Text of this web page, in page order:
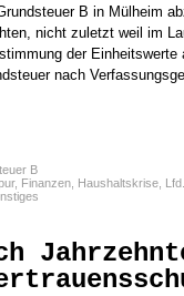
B in Mülheim
nicht zuletzt weil im
der Einheitswerte
nach
B
, Finanzen Haushaltskrise